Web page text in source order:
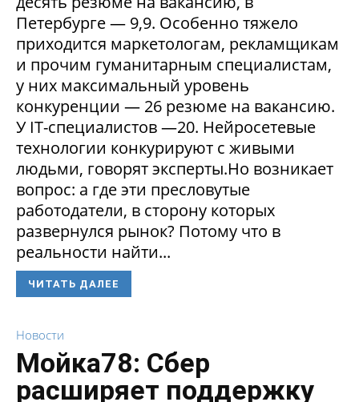
Петербурге — 9,9. Особенно тяжело
приходится маркетологам, рекламщикам
и прочим гуманитарным специалистам,
у них максимальный уровень
конкуренции — 26 резюме на вакансию.
У IT-специалистов —20. Нейросетевые
технологии конкурируют с живыми
людьми, говорят эксперты.Но возникает
вопрос: а где эти пресловутые
работодатели, в сторону которых
развернулся рынок? Потому что в
реальности найти...
ЧИТАТЬ ДАЛЕЕ
Новости
Мойка78: Сбер
расширяет поддержку